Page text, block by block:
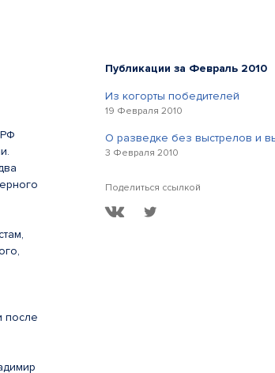
после
Публикации за Февраль 2010
Из когорты победителей
19 Февраля 2010
О разведке без выстрелов и
3 Февраля 2010
Поделиться ссылкой